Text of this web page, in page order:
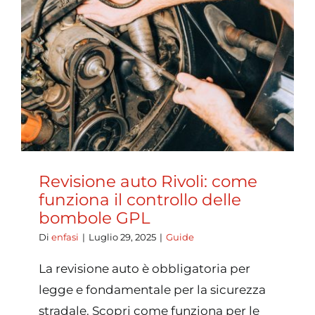
Rivoli:
quanto
si
con
a
gas?
Revisione auto Rivoli: come
funziona il controllo delle
bombole GPL
Di enfasi | Luglio 29, 2025 | Guide
La revisione auto è obbligatoria per
legge e fondamentale per la sicurezza
stradale. Scopri come funziona per le